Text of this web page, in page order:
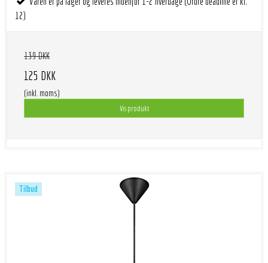
12)
139 DKK
125 DKK
(inkl. moms)
Vis produkt
Tilbud